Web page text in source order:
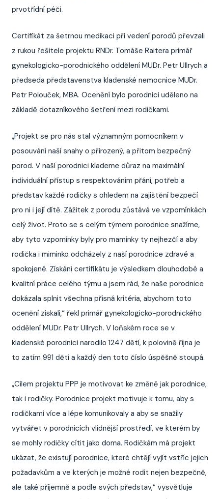
prvotřídní péči.
Certifikát za šetrnou medikaci při vedení porodů převzali
z rukou řešitele projektu RNDr. Tomáše Raitera primář
gynekologicko-porodnického oddělení MUDr. Petr Ullrych a
předseda představenstva kladenské nemocnice MUDr.
Petr Polouček, MBA. Ocenění bylo porodnici uděleno na
základě dotazníkového šetření mezi rodičkami.
„Projekt se pro nás stal významným pomocníkem v
posouvání naší snahy o přirozený, a přitom bezpečný
porod. V naší porodnici klademe důraz na maximální
individuální přístup s respektováním přání, potřeb a
představ každé rodičky s ohledem na zajištění bezpečí
pro ni i její dítě. Zážitek z porodu zůstává ve vzpomínkách
celý život. Proto se s celým týmem porodnice snažíme,
aby tyto vzpomínky byly pro maminky ty nejhezčí a aby
rodička i miminko odcházely z naší porodnice zdravé a
spokojené. Získání certifikátu je výsledkem dlouhodobé a
kvalitní práce celého týmu a jsem rád, že naše porodnice
dokázala splnit všechna přísná kritéria, abychom toto
ocenění získali,“ řekl primář gynekologicko-porodnického
oddělení MUDr. Petr Ullrych. V loňském roce se v
kladenské porodnici narodilo 1247 dětí, k polovině října je
to zatím 991 dětí a každý den toto číslo úspěšně stoupá.
„Cílem projektu PPP je motivovat ke změně jak porodnice,
tak i rodičky. Porodnice projekt motivuje k tomu, aby s
rodičkami více a lépe komunikovaly a aby se snažily
vytvářet v porodnicích vlídnější prostředí, ve kterém by
se mohly rodičky cítit jako doma. Rodičkám má projekt
ukázat, že existují porodnice, které chtějí vyjít vstříc jejich
požadavkům a ve kterých je možné rodit nejen bezpečně,
ale také příjemně a podle svých představ,“ vysvětluje